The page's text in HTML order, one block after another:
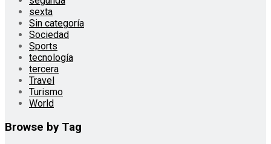
sexta
Sin categoría
Sociedad
Sports
tecnología
tercera
Travel
Turismo
World
Browse by Tag